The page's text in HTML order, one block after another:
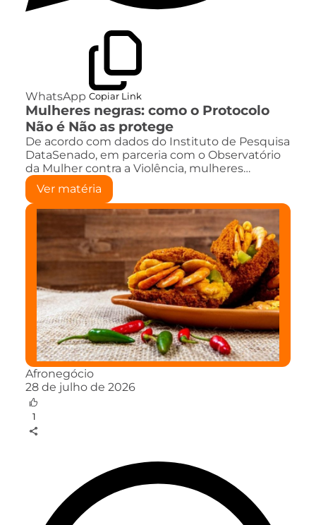
WhatsApp Copiar Link
Mulheres negras: como o Protocolo
Não é Não as protege
De acordo com dados do Instituto de Pesquisa
DataSenado, em parceria com o Observatório
da Mulher contra a Violência, mulheres…
Ver matéria
Afronegócio
28 de julho de 2026
1